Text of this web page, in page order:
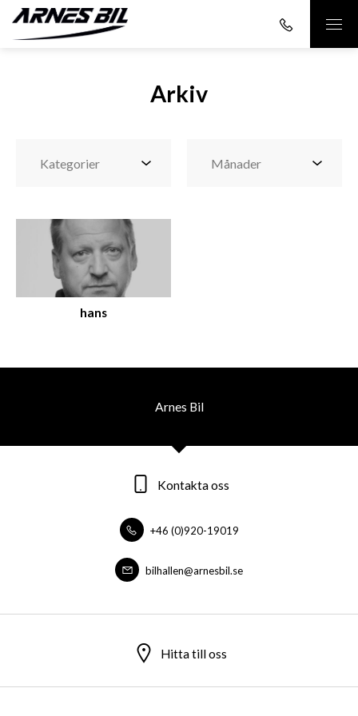
Arkiv
hans
Arnes Bil
Kontakta oss
+46 (0)920-19019
bilhallen@arnesbil.se
Hitta till oss